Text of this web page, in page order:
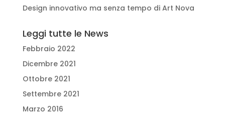
Design innovativo ma senza tempo di Art Nova
Leggi tutte le News
Febbraio 2022
Dicembre 2021
Ottobre 2021
Settembre 2021
Marzo 2016